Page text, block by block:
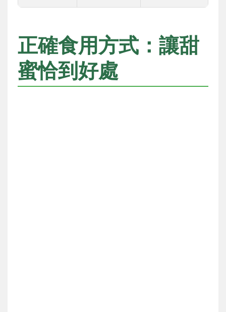
正確食用方式：讓甜
蜜恰到好處